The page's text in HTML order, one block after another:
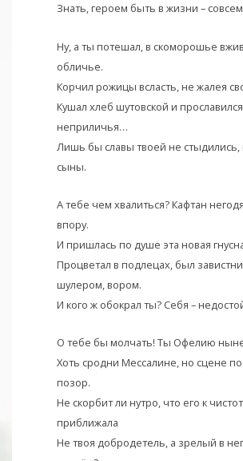
Знать, героем быть в жизни –
Ну, а ты потешал, в скоморошье
обличье.
Корчил рожицы всласть, не жалея
Кушал хлеб шутовской и
неприличья…
Лишь бы славы твоей не стыдились,
сыны.
А тебе чем хвалиться? Кафтан
впору.
И пришлась по душе эта новая
Процветал в подлецах, был
шулером, вором.
И кого ж обокрал ты? Себя –
О тебе бы молчать! Ты Офелию
Хоть сродни Мессалине, но сцене
позор.
Не скорбит ли нутро, что его к
приближала
Не твоя добродетель, а зрелый в